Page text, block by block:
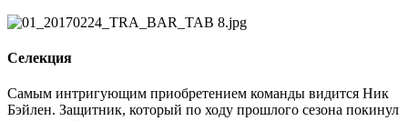
Селекция
Самым интригующим приобретением команды видится Ник
Бэйлен. Защитник, который по ходу прошлого сезона покинул